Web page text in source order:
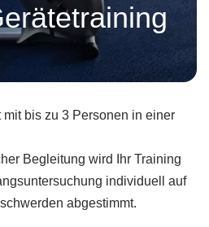
bis zu 3 Personen in einer
Begleitung wird Ihr Training
individuell auf
abgestimmt.